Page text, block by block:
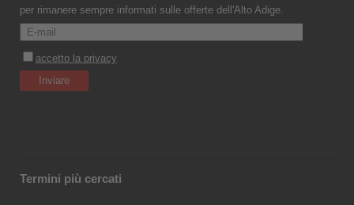
per rimanere sempre informati sulle offerte dell'Alto Adige.
Termini più cercati